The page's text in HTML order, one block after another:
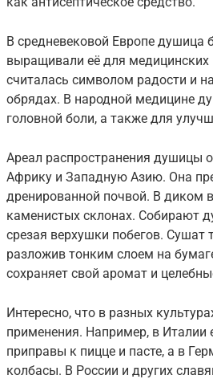
В средневековой Европе душица
выращивали её для медицинских
считалась символом радости и
обрядах. В народной медицине
головной боли, а также для
Ареал распространения душицы
Африку и Западную Азию. Она
дренированной почвой. В диком
каменистых склонах. Собирают
срезая верхушки побегов. Сушат
разложив тонким слоем на
сохраняет свой аромат и
Интересно, что в разных
применения. Например, в Италии
приправы к пицце и пасте, а в
колбасы. В России и других